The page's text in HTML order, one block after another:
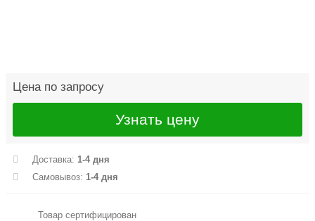
Цена по запросу
Узнать цену
Доставка: 1-4 дня
Самовывоз: 1-4 дня
Товар сертифицирован